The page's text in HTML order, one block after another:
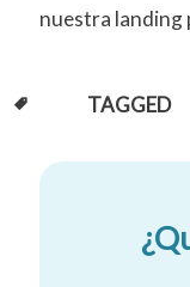
nuestra landing
TAGGED